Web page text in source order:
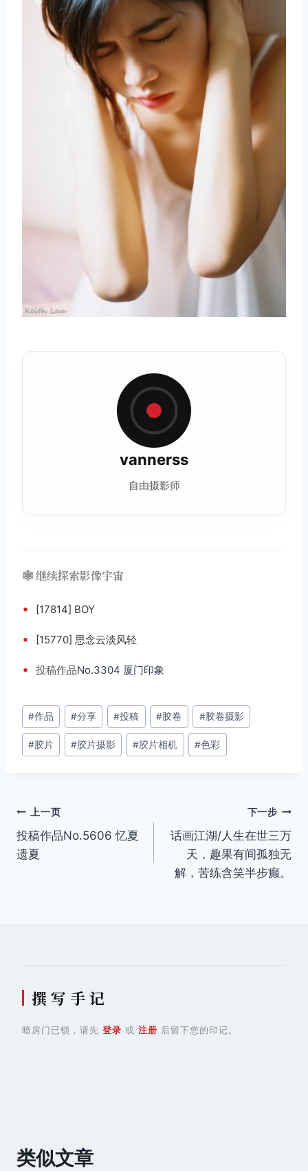
vannerss
自由摄影师
🕸️ 继续探索影像宇宙
• [17814] BOY
• [15770] 思念云淡风轻
• 投稿作品No.3304 厦门印象
文
章
标
#作品 #分享 #投稿 #胶卷 #胶卷摄影
#胶片 #胶片摄影 #胶片相机 #色彩
文
章
上一页
投稿作品No.5606 忆夏
遗夏
下一步
话画江湖/人生在世三万
天，趣果有间孤独无
解，苦练含笑半步癫。
撰 写 手 记
暗房门已锁，请先 登录 或 注册 后留下您的印记。
类似文章